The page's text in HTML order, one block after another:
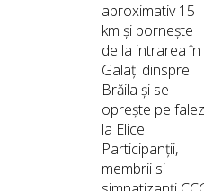
aproximativ 15
km și pornește
de la intrarea în
Galați dinspre
Brăila și se
oprește pe
la Elice.
Participanții,
membrii si